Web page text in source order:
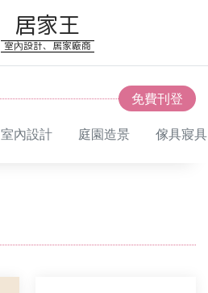
居家王
室內設計、居家廠商
免費刊登
室內設計 庭園造景 傢具寢具